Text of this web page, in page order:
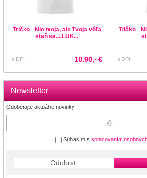
Newsletter
Odoberajte aktuálne novinky
Súhlasím s spracovaním
Odobrať
Tričko - Nie moja, ale Tvoja vôľa
staň sa....LUK...
-
s DPH
18.90,- €
Tričko -
-
s DPH